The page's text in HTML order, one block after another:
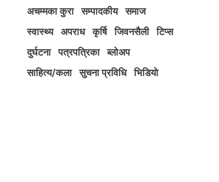
अचम्मका कुरा
सम्पादकीय
समाज
स्वास्थ्य
अपराध कृर्षि जिवनसैली
टिप्स
दुर्घटना
पत्रपत्रिका
ब्लोअप
साहित्य/कला
सुचना प्रविधि भिडियाे